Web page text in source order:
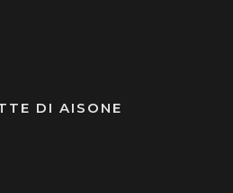
DI AISONE